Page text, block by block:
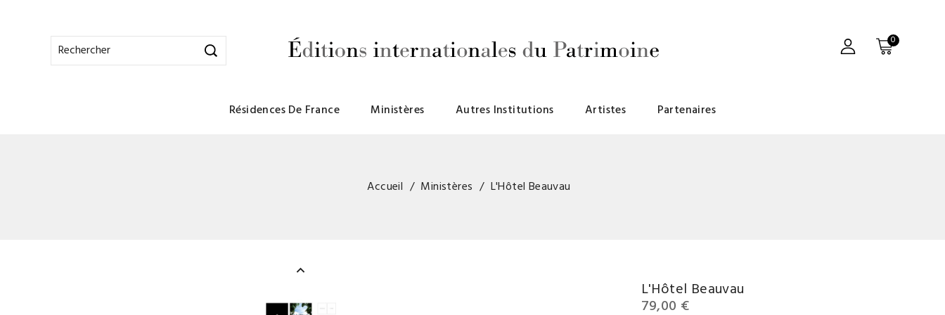
0
Résidences De France Ministères Autres Institutions Artistes Partenaires
Accueil Ministères L'Hôtel Beauvau
L'Hôtel Beauvau
79,00 €